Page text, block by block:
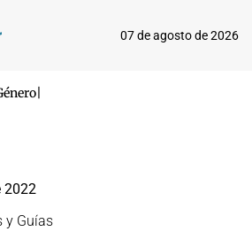
07 de agosto de 2026
2022
y Guías